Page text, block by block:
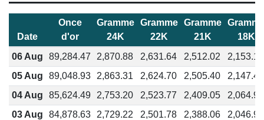
Date
Once
d'or
Gramme
24K
Gramme
22K
Gramme
21K
18K
06 Aug
89,284.47 2,870.88 2,631.64 2,512.02
2,153.16
05 Aug
89,048.93 2,863.31 2,624.70 2,505.40
2,147.48
04 Aug
85,624.49 2,753.20 2,523.77 2,409.05
2,064.90
03 Aug
84,878.63 2,729.22 2,501.78 2,388.06
2,046.91